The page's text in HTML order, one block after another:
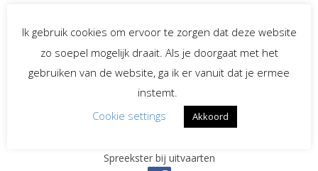
e-mail : info@EstherNijbroek.nl
Spreekster bij uitvaarten
Ik gebruik cookies om ervoor te zorgen dat deze website
zo soepel mogelijk draait. Als je doorgaat met het
gebruiken van de website, ga ik er vanuit dat je ermee
instemt.
Cookie settings
Akkoord